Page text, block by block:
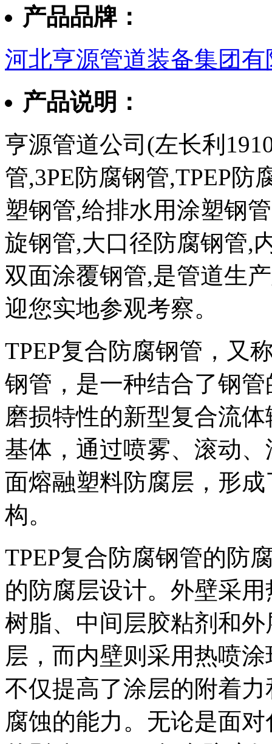
产品品牌：
河北亨源管道装备集团有
产品说明：
亨源管道公司(左长利
管,3PE防腐钢管,TPEP
塑钢管,给排水用涂塑钢
旋钢管,大口径防腐钢管,
双面涂覆钢管,是管道生
迎您实地参观考察。
TPEP复合防腐钢管，又
钢管，是一种结合了钢
磨损特性的新型复合流
基体，通过喷雾、滚动
面熔融塑料防腐层，形
构。
TPEP复合防腐钢管的防
的防腐层设计。外壁采
树脂、中间层胶粘剂和
层，而内壁则采用热喷
不仅提高了涂层的附着
腐蚀的能力。无论是面